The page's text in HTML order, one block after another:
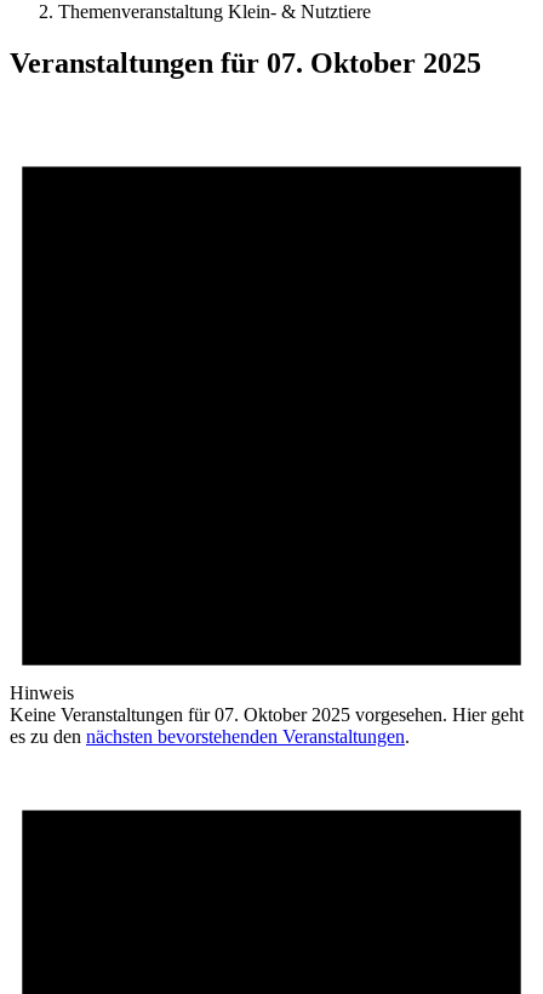
Themenveranstaltung Klein- & Nutztiere
Veranstaltungen für 07. Oktober 2025
Hinweis
Keine Veranstaltungen für 07. Oktober 2025 vorgesehen. Hier geht
es zu den nächsten bevorstehenden Veranstaltungen.